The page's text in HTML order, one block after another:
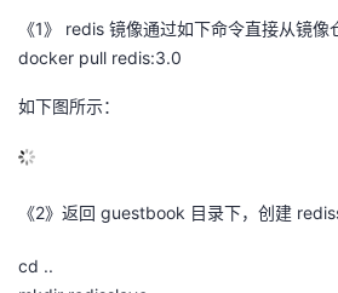
《1》 redis 镜像通过如下命令直接从镜像
docker pull redis:3.0
如下图所示：
《2》返回 guestbook 目录下，创建
cd ..